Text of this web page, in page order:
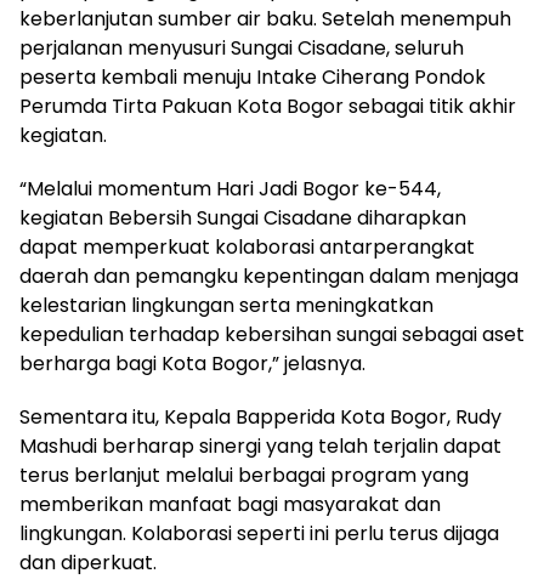
keberlanjutan sumber air baku. Setelah menempuh
perjalanan menyusuri Sungai Cisadane, seluruh
peserta kembali menuju Intake Ciherang Pondok
Perumda Tirta Pakuan Kota Bogor sebagai titik akhir
kegiatan.
“Melalui momentum Hari Jadi Bogor ke-544,
kegiatan Bebersih Sungai Cisadane diharapkan
dapat memperkuat kolaborasi antarperangkat
daerah dan pemangku kepentingan dalam menjaga
kelestarian lingkungan serta meningkatkan
kepedulian terhadap kebersihan sungai sebagai aset
berharga bagi Kota Bogor,” jelasnya.
Sementara itu, Kepala Bapperida Kota Bogor, Rudy
Mashudi berharap sinergi yang telah terjalin dapat
terus berlanjut melalui berbagai program yang
memberikan manfaat bagi masyarakat dan
lingkungan. Kolaborasi seperti ini perlu terus dijaga
dan diperkuat.